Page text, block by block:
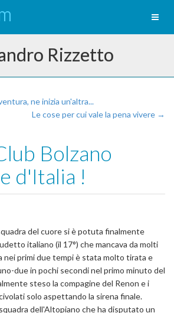
Rizzetto
ne inizia un'altra...
Le cose per cui vale la pena vivere →
Bolzano
d'Italia !
del cuore si è potuta finalmente
italiano (il 17°) che mancava da molti
nei primi due tempi è stata molto tirata e
due in pochi secondi nel primo minuto del
steso la compagine del Renon e i
solo aspettando la sirena finale.
dell'Altopiano che ha disputato un